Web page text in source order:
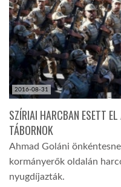
2016-08-31
SZÍRIAI HARCBAN ESETT
TÁBORNOK
Ahmad Goláni
kormányerők oldalán
nyugdíjazták.